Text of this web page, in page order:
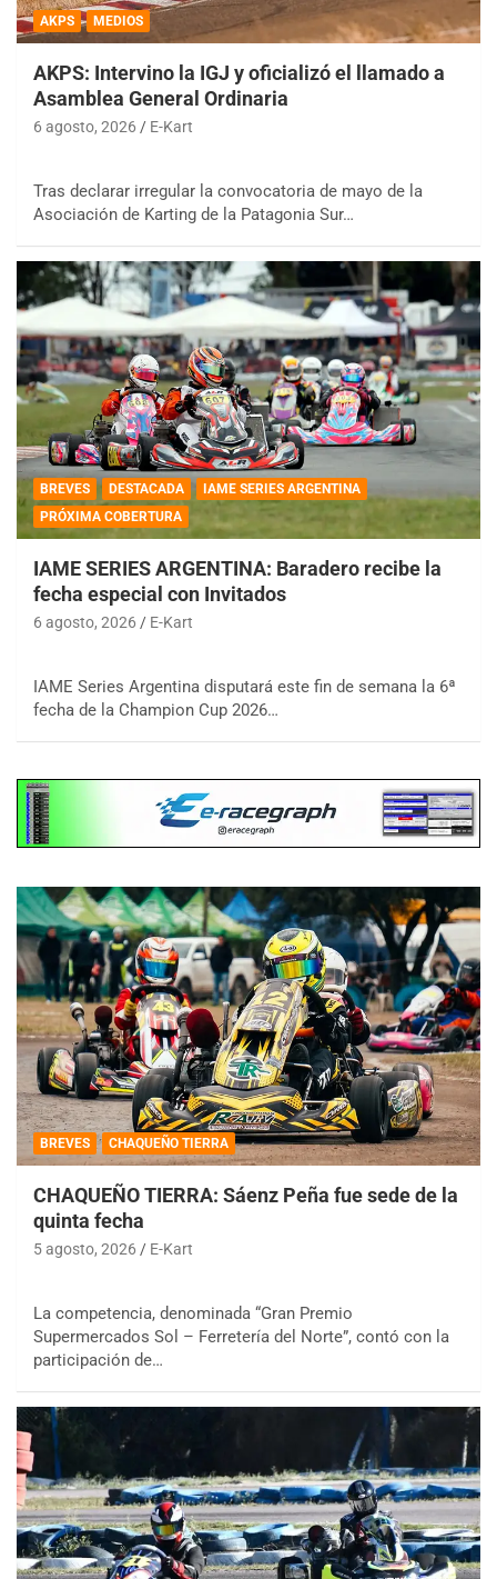
AKPS MEDIOS
AKPS: Intervino la IGJ y oficializó el llamado a
Asamblea General Ordinaria
6 agosto, 2026 E-Kart
Tras declarar irregular la convocatoria de mayo de la
Asociación de Karting de la Patagonia Sur…
BREVES DESTACADA
IAME SERIES ARGENTINA
PRÓXIMA COBERTURA
IAME SERIES ARGENTINA: Baradero recibe la
fecha especial con Invitados
6 agosto, 2026 E-Kart
IAME Series Argentina disputará este fin de semana la 6ª
fecha de la Champion Cup 2026…
BREVES CHAQUEÑO TIERRA
CHAQUEÑO TIERRA: Sáenz Peña fue sede de la
quinta fecha
5 agosto, 2026 E-Kart
La competencia, denominada “Gran Premio
Supermercados Sol – Ferretería del Norte”, contó con la
participación de…